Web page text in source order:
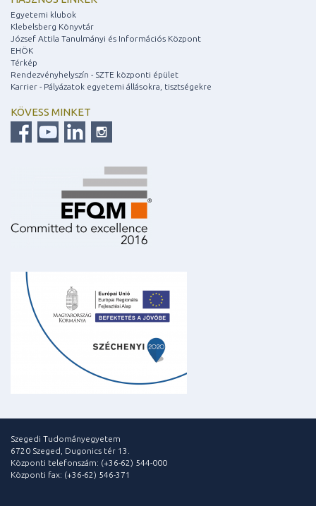
Egyetemi klubok
Klebelsberg Könyvtár
József Attila Tanulmányi és Információs Központ
EHÖK
Térkép
Rendezvényhelyszín - SZTE központi épület
Karrier - Pályázatok egyetemi állásokra, tisztségekre
KÖVESS MINKET
Szegedi Tudományegyetem
6720 Szeged, Dugonics tér 13.
Központi telefonszám: (+36-62) 544-000
Központi fax: (+36-62) 546-371